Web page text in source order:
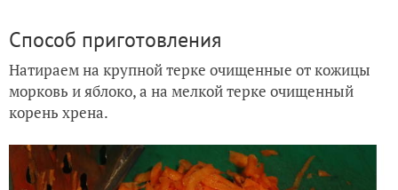
Способ приготовления
Натираем на крупной терке очищенные от кожицы
морковь и яблоко, а на мелкой терке очищенный
корень хрена.